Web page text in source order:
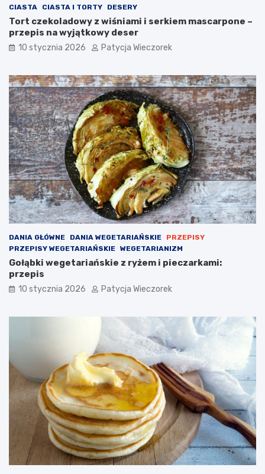
CIASTA CIASTA I TORTY DESERY
Tort czekoladowy z wiśniami i serkiem mascarpone –
przepis na wyjątkowy deser
10 stycznia 2026 Patycja Wieczorek
DANIA GŁÓWNE DANIA WEGETARIAŃSKIE
PRZEPISY
PRZEPISY WEGETARIAŃSKIE WEGETARIANIZM
Gołąbki wegetariańskie z ryżem i pieczarkami:
przepis
10 stycznia 2026 Patycja Wieczorek